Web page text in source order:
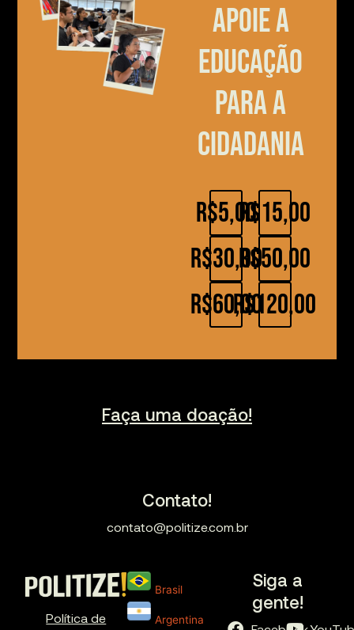
Apoie a
educação
para a
cidadania
R$5,00
R$30,00
R$60,00
R$15,00
R$50,00
R$120,00
Faça uma doação!
Contato!
contato@politize.com.br
Política de
Brasil
Argentina
Siga a
gente!